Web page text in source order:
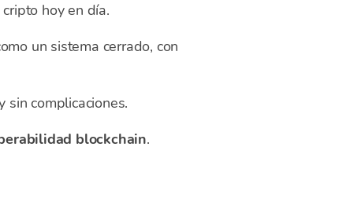
hoy en día.
un sistema cerrado, con
sin complicaciones.
blockchain.